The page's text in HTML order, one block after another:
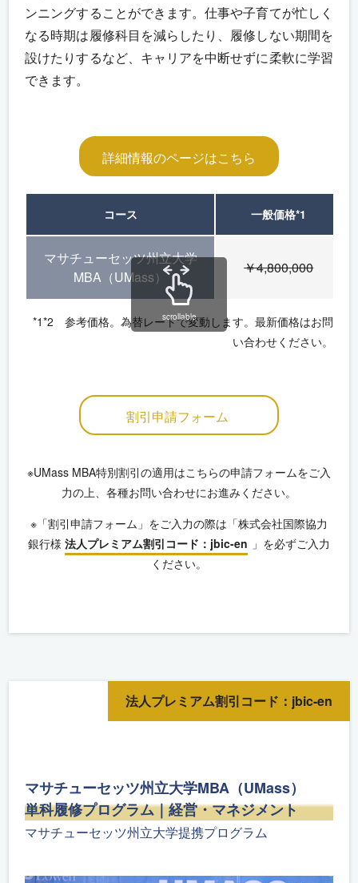
ンニングすることができます。仕事や子育てが忙しく
なる時期は履修科目を減らしたり、履修しない期間を
設けたりするなど、キャリアを中断せずに柔軟に学習
できます。
詳細情報のページはこちら
コース 一般価格*1
マサチューセッツ州立大学
MBA（UMass）
￥4,800,000
*1*2 参考価格。為替レートで変動します。最新価格はお問
い合わせください。
scrollable
割引申請フォーム
※UMass MBA特別割引の適用はこちらの申請フォームをご入
力の上、各種お問い合わせにお進みください。
※「割引申請フォーム」をご入力の際は「株式会社国際協力
銀行様 法人プレミアム割引コード：jbic-en 」を必ずご入力
ください。
法人プレミアム割引コード：jbic-en
マサチューセッツ州立大学MBA（UMass）
単科履修プログラム｜経営・マネジメント
マサチューセッツ州立大学提携プログラム